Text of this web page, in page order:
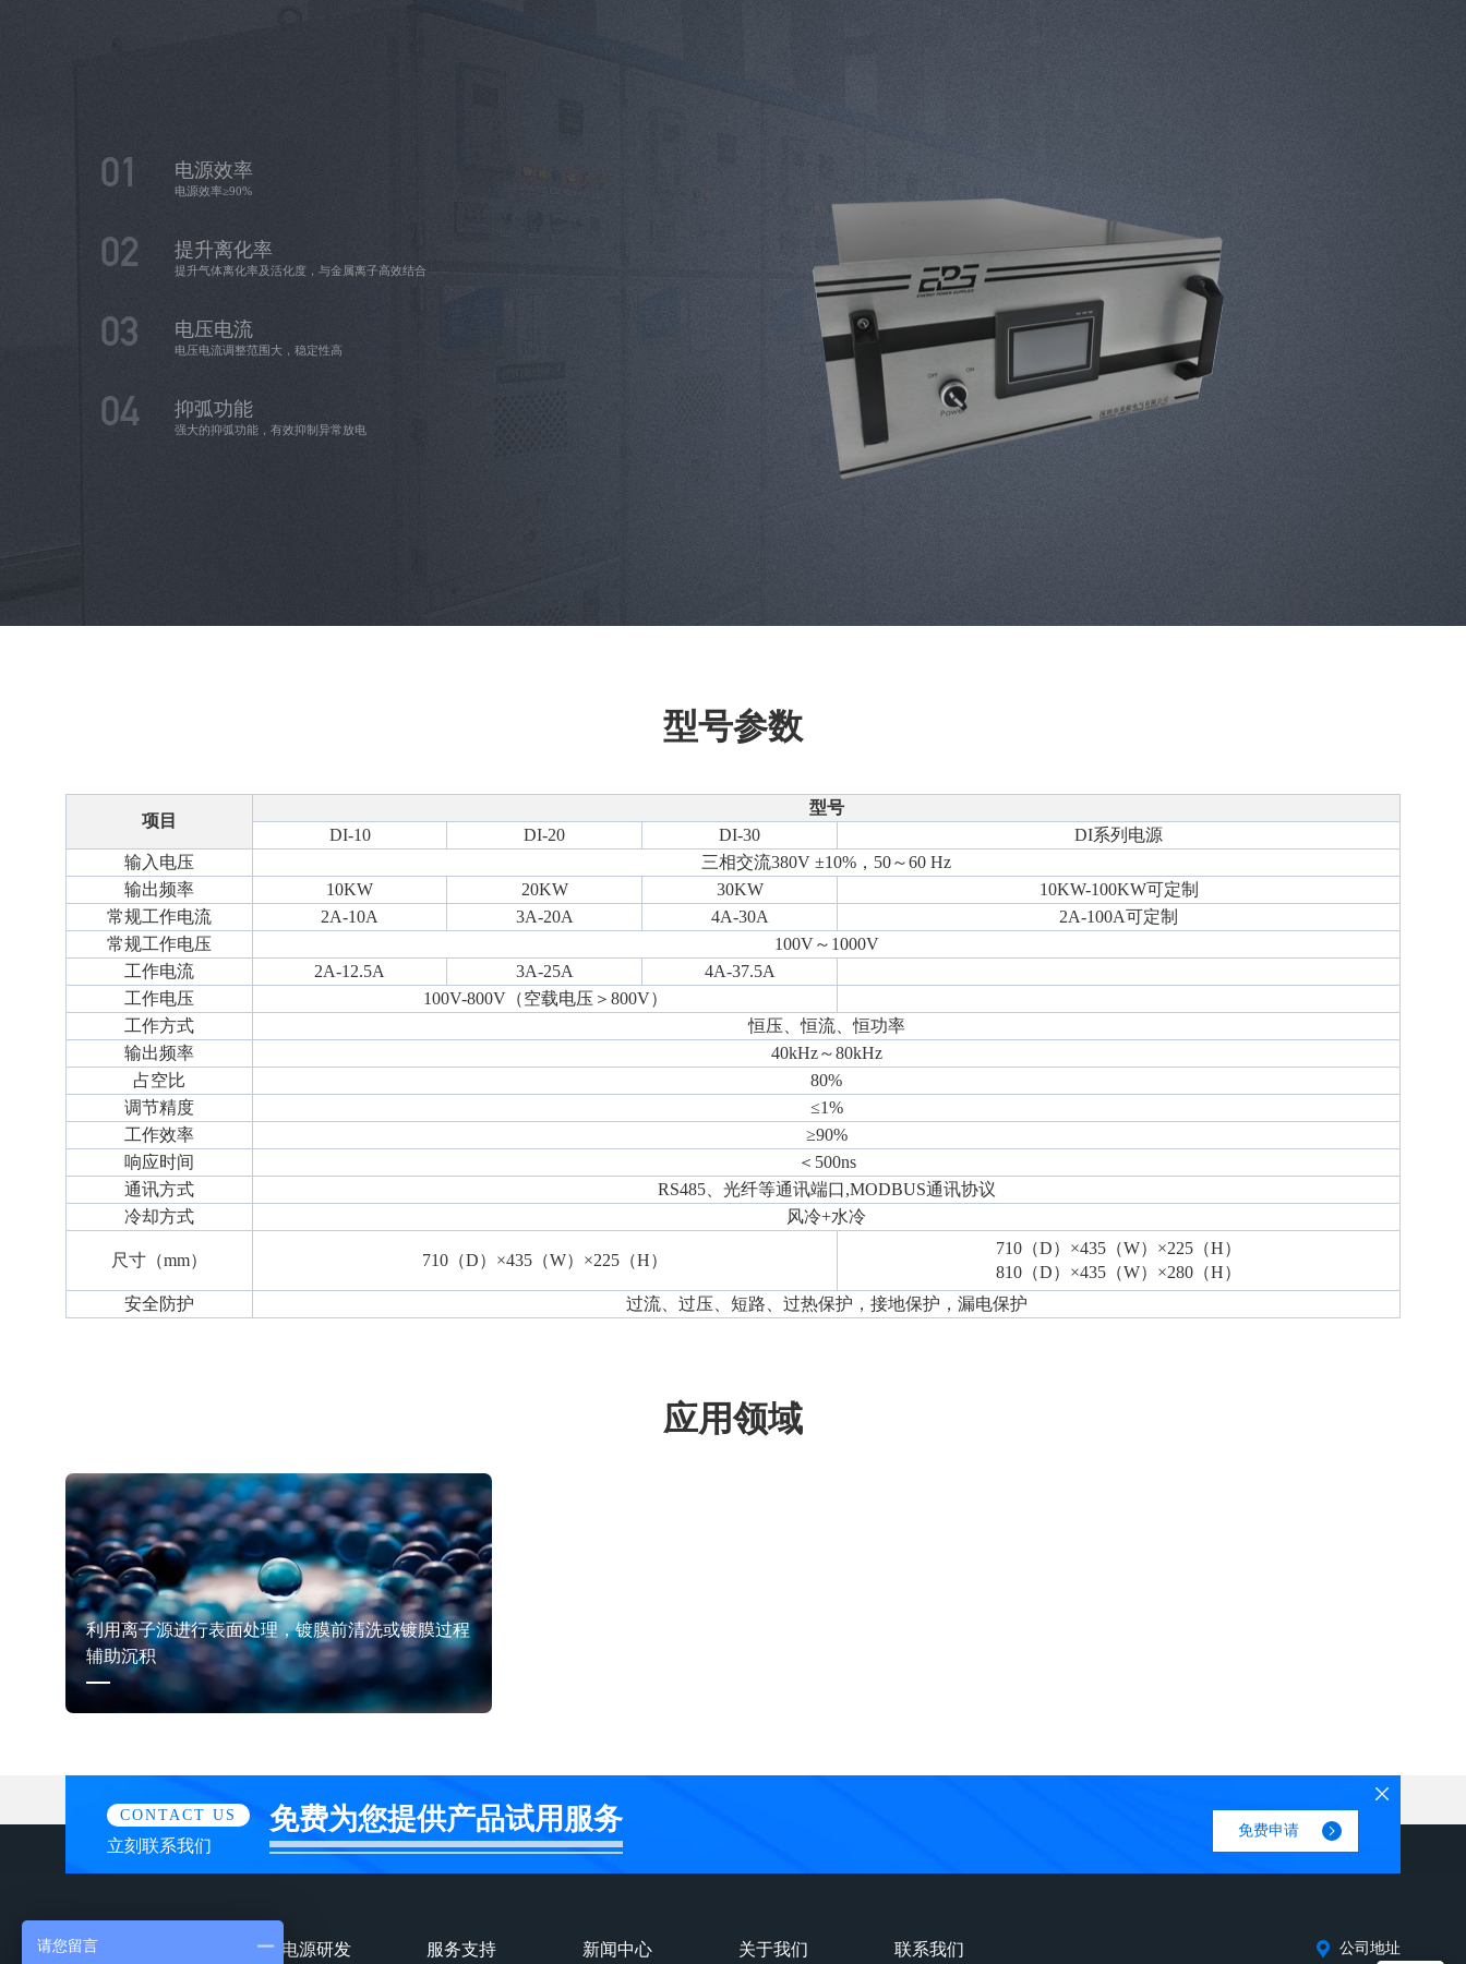
01 电源效率
电源效率≥90%
02 提升离化率
提升气体离化率及活化度，与金属离子高效结合
03 电压电流
电压电流调整范围大，稳定性高
04 抑弧功能
强大的抑弧功能，有效抑制异常放电
型号参数
项目
型号
DI-10
DI-20 DI-30
DI系列电源
输入电压
三相交流380V ±10%，50～60 Hz
输出频率
10KW 20KW 30KW
10KW-100KW可定制
常规工作电流
2A-10A 3A-20A 4A-30A
2A-100A可定制
常规工作电压
100V～1000V
工作电流
2A-12.5A 3A-25A
4A-37.5A
工作电压
100V-800V（空载电压＞800V）
工作方式
恒压、恒流、恒功率
输出频率
40kHz～80kHz
占空比
80%
调节精度
≤1%
工作效率
≥90%
响应时间
＜500ns
通讯方式
RS485、光纤等通讯端口,MODBUS通讯协议
冷却方式
风冷+水冷
尺寸（mm） 710（D）×435（W）×225（H）
710（D）×435（W）×225（H）
810（D）×435（W）×280（H）
安全防护
过流、过压、短路、过热保护，接地保护，漏电保护
应用领域
利用离子源进行表面处理，镀膜前清洗或镀膜过程
辅助沉积
CONTACT US
立刻联系我们
免费为您提供产品试用服务 免费申请
镀膜电源产品 镀膜电源研发 服务支持 新闻中心 关于我们 联系我们 公司地址
请您留言